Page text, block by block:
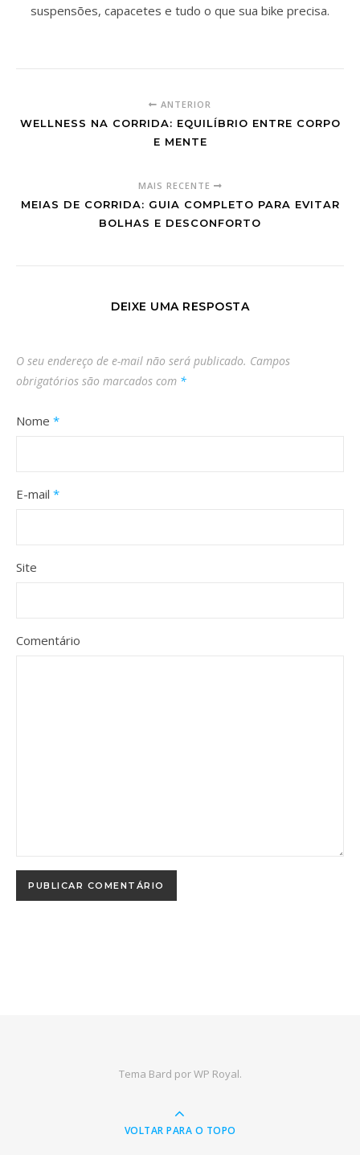
suspensões, capacetes e tudo o que sua bike precisa.
ANTERIOR
WELLNESS NA CORRIDA: EQUILÍBRIO ENTRE CORPO
E MENTE
MAIS RECENTE
MEIAS DE CORRIDA: GUIA COMPLETO PARA EVITAR
BOLHAS E DESCONFORTO
DEIXE UMA RESPOSTA
O seu endereço de e-mail não será publicado. Campos
obrigatórios são marcados com *
Nome *
E-mail *
Site
Comentário
Tema Bard porWP Royal.
VOLTAR PARA O TOPO